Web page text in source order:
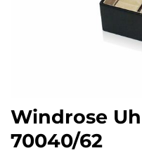
Windrose
70040/62